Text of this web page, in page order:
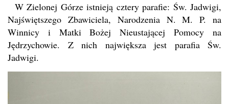
W Zielonej Górze istnieją cztery parafie: Św. Jadwigi,
Najświętszego Zbawiciela, Narodzenia N. M. P. na
Winnicy i Matki Bożej Nieustającej Pomocy na
Jędrzychowie. Z nich największa jest parafia Św.
Jadwigi.